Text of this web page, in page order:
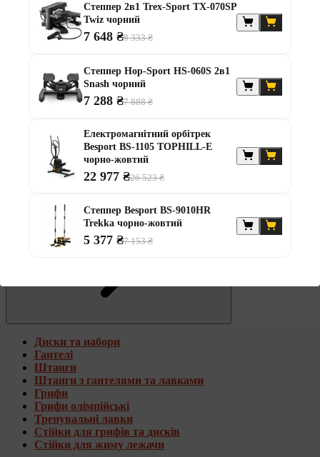
Штанги
Диски та набори
Штанги з гантелями та лавками
Грифи
Грифи олімпійські
Стійки для грифів та дисків
Стійки для жиму лежачи
Штанги із прямим грифом
Штанги з w-подібним грифом
Жилети обтяжувачі
Штанги з гантелями
Диски та набори
Гантелі
Штанги
Штанги з гантелями та лавками
Грифи
Грифи олімпійські
Тренувальні лавки
Стійки для грифів та дисків
Стійки для жиму лежачи
Степпер 2в1 Trex-Sport TX-070SP
Twiz чорний
7 648 ₴8 333 ₴
Степпер Hop-Sport HS-060S 2в1
Snash чорний
7 288 ₴7 888 ₴
Електромагнітний орбітрек
Besport BS-1105 TOPHILL-E
чорно-жовтий
22 977 ₴26 523 ₴
Степпер Besport BS-9010HR
Trekka чорно-жовтий
5 377 ₴7 153 ₴